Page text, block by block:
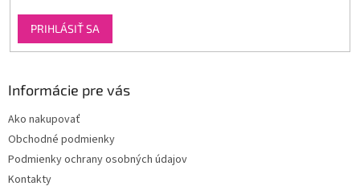
PRIHLÁSIŤ SA
Informácie pre vás
Ako nakupovať
Obchodné podmienky
Podmienky ochrany osobných údajov
Kontakty